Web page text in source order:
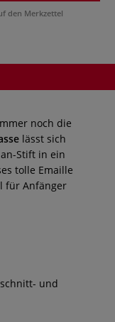
den Merkzettel
noch die
lässt sich
Stift in ein
tolle Emaille
für Anfänger
und